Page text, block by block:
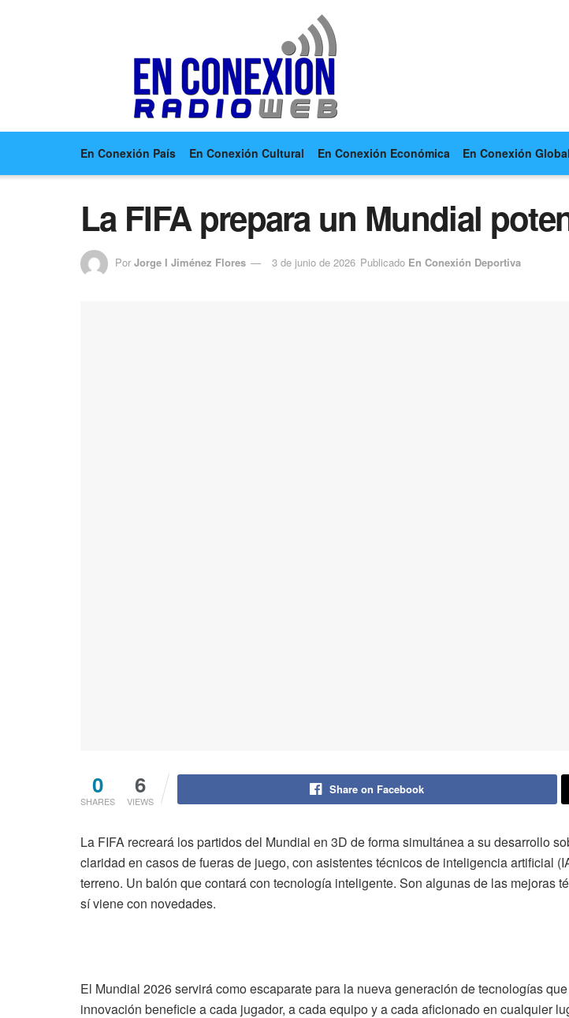
En Conexión País En Conexión Cultural En Conexión Económica En Conexión Global
La FIFA prepara un Mundial
Por Jorge I Jiménez Flores 3 de junio de 2026 Publicado En Conexión Deportiva
0
SHARES
6
VIEWS
Share on Facebook
La FIFA recreará los partidos del Mundial en 3D de forma simultánea a su desarrollo
claridad en casos de fueras de juego, con asistentes técnicos de inteligencia artificial
terreno. Un balón que contará con tecnología inteligente. Son algunas de las mejoras
sí viene con novedades.
El Mundial 2026 servirá como escaparate para la nueva generación de tecnologías
innovación beneficie a cada jugador, a cada equipo y a cada aficionado en cualquier